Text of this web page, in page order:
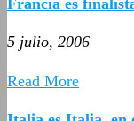
5 julio, 2006
Read More